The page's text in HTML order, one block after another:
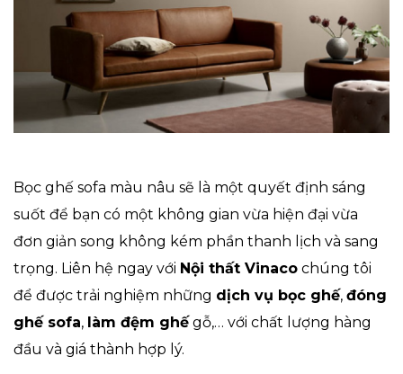
Bọc ghế sofa màu nâu sẽ là một quyết định sáng
suốt để bạn có một không gian vừa hiện đại vừa
đơn giản song không kém phần thanh lịch và sang
trọng. Liên hệ ngay với Nội thất Vinaco chúng tôi
để được trải nghiệm những dịch vụ bọc ghế, đóng
ghế sofa, làm đệm ghếgỗ,… với chất lượng hàng
đầu và giá thành hợp lý.